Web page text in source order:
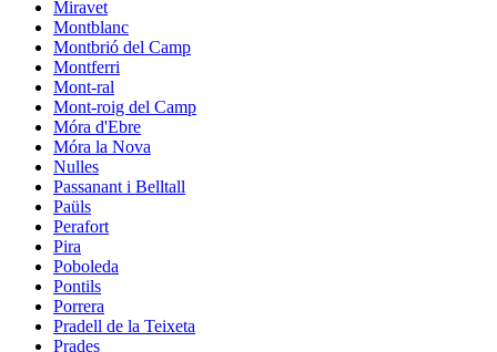
Miravet
Montblanc
Montbrió del Camp
Montferri
Mont-ral
Mont-roig del Camp
Móra d'Ebre
Móra la Nova
Nulles
Passanant i Belltall
Paüls
Perafort
Pira
Poboleda
Pontils
Porrera
Pradell de la Teixeta
Prades